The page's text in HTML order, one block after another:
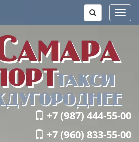
+7 (987) 444-55-00
+7 (960) 833-55-00